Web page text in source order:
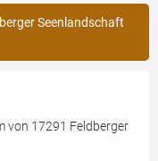
Seenlandschaft
von 17291 Feldberger